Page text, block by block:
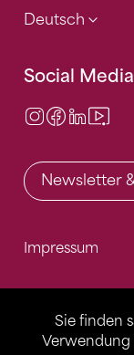
Sie finden
Verwendung
Deutsch
Social Media
Instagram
Facebook
Newsletter
Impressum